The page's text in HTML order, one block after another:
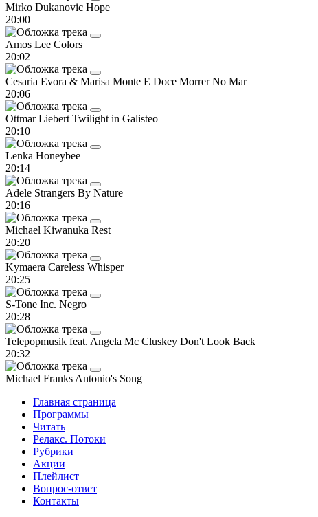
Mirko Dukanovic Hope
20:00
Amos Lee Colors
20:02
Cesaria Evora & Marisa Monte E Doce Morrer No Mar
20:06
Ottmar Liebert Twilight in Galisteo
20:10
Lenka Honeybee
20:14
Adele Strangers By Nature
20:16
Michael Kiwanuka Rest
20:20
Kymaera Careless Whisper
20:25
S-Tone Inc. Negro
20:28
Telepopmusik feat. Angela Mc Cluskey Don't Look Back
20:32
Michael Franks Antonio's Song
Главная страница
Программы
Читать
Релакс. Потоки
Рубрики
Акции
Плейлист
Вопрос-ответ
Контакты